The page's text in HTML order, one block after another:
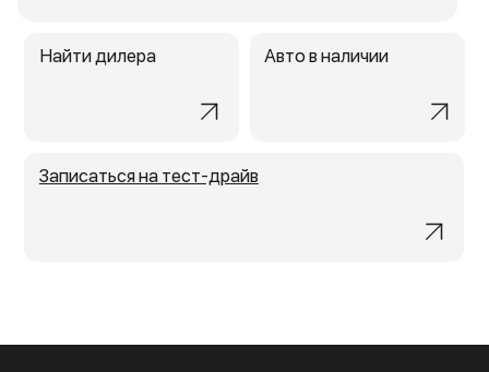
Найти дилера Авто в наличии
Записаться на тест-драйв